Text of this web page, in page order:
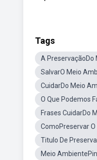
Tags
A PreservaçãoDo
SalvarO Meio
CuidarDo Meio
O Que Podemos
Frases CuidarDo
ComoPreservar
Titulo De
Meio